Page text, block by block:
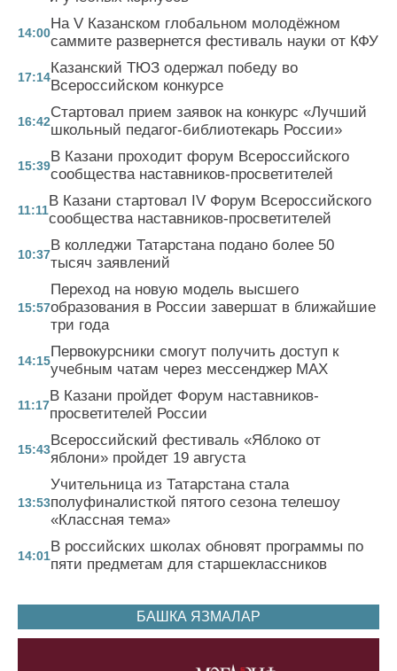
14:00
На V Казанском глобальном молодёжном
саммите развернется фестиваль науки от КФУ
17:14
Казанский ТЮЗ одержал победу во
Всероссийском конкурсе
16:42
Стартовал прием заявок на конкурс «Лучший
школьный педагог-библиотекарь России»
15:39
В Казани проходит форум Всероссийского
сообщества наставников-просветителей
11:11
В Казани стартовал IV Форум Всероссийского
сообщества наставников-просветителей
10:37
В колледжи Татарстана подано более 50
тысяч заявлений
15:57
Переход на новую модель высшего
образования в России завершат в ближайшие
три года
14:15
Первокурсники смогут получить доступ к
учебным чатам через мессенджер MAX
11:17
В Казани пройдет Форум наставников-
просветителей России
15:43
Всероссийский фестиваль «Яблоко от
яблони» пройдет 19 августа
13:53
Учительница из Татарстана стала
полуфиналисткой пятого сезона телешоу
«Классная тема»
14:01
В российских школах обновят программы по
пяти предметам для старшеклассников
БАШКА ЯЗМАЛАР